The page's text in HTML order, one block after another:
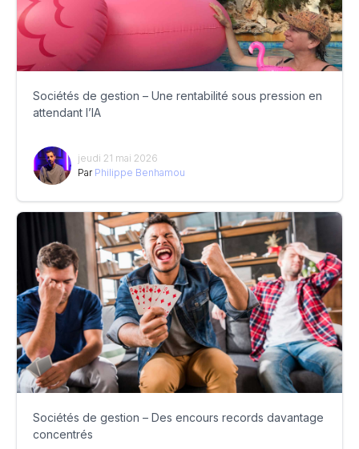
Sociétés de gestion – Une rentabilité sous pression en
attendant l’IA
jeudi 21 mai 2026
Par Philippe Benhamou
Sociétés de gestion – Des encours records davantage
concentrés